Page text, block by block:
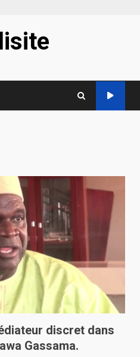
discret dans
Gassama.